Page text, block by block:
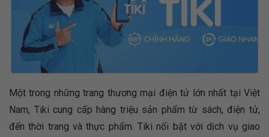
Một trong những trang thương mại điện tử lớn nhất tại Việt
Nam, Tiki cung cấp hàng triệu sản phẩm từ sách, điện tử,
đến thời trang và thực phẩm. Tiki nổi bật với dịch vụ giao